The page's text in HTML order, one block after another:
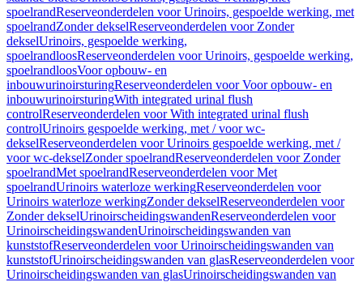
spoelrandReserveonderdelen voor Urinoirs, gespoelde werking, met
spoelrandZonder dekselReserveonderdelen voor Zonder
dekselUrinoirs, gespoelde werking,
spoelrandloosReserveonderdelen voor Urinoirs, gespoelde werking,
spoelrandloosVoor opbouw- en
inbouwurinoirsturingReserveonderdelen voor Voor opbouw- en
inbouwurinoirsturingWith integrated urinal flush
controlReserveonderdelen voor With integrated urinal flush
controlUrinoirs gespoelde werking, met / voor wc-
dekselReserveonderdelen voor Urinoirs gespoelde werking, met /
voor wc-dekselZonder spoelrandReserveonderdelen voor Zonder
spoelrandMet spoelrandReserveonderdelen voor Met
spoelrandUrinoirs waterloze werkingReserveonderdelen voor
Urinoirs waterloze werkingZonder dekselReserveonderdelen voor
Zonder dekselUrinoirscheidingswandenReserveonderdelen voor
UrinoirscheidingswandenUrinoirscheidingswanden van
kunststofReserveonderdelen voor Urinoirscheidingswanden van
kunststofUrinoirscheidingswanden van glasReserveonderdelen voor
Urinoirscheidingswanden van glasUrinoirscheidingswanden van